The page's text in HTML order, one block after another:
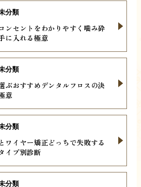
ンセントをわかりやすく噛み砕
に入れる極意
分類
ぶおすすめデンタルフロスの決
意
分類
ワイヤー矯正どっちで失敗する
イプ別診断
分類
分類